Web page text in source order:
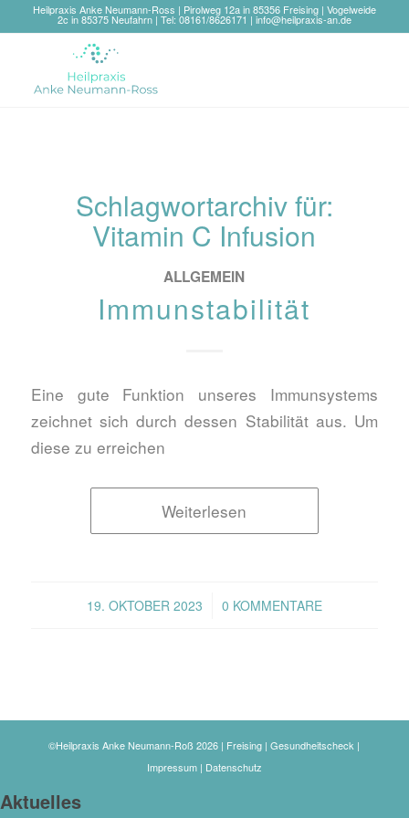
Heilpraxis Anke Neumann-Ross | Pirolweg 12a in 85356 Freising | Vogelweide
2c in 85375 Neufahrn | Tel: 08161/8626171 | info@heilpraxis-an.de
Schlagwortarchiv für:
Vitamin C Infusion
ALLGEMEIN
Immunstabilität
Eine gute Funktion unseres Immunsystems
zeichnet sich durch dessen Stabilität aus. Um
diese zu erreichen
Weiterlesen
19. OKTOBER 2023
/ 0 KOMMENTARE
©Heilpraxis Anke Neumann-Roß 2026 | Freising | Gesundheitscheck |
Impressum| Datenschutz
Aktuelles